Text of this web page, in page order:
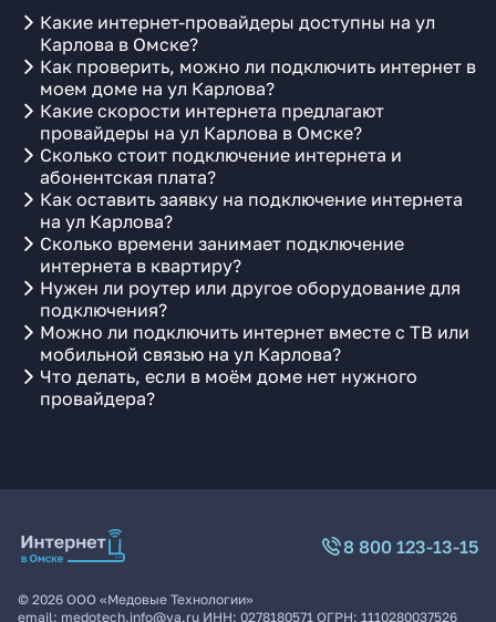
Какие интернет-провайдеры доступны на ул
Карлова в Омске?
Как проверить, можно ли подключить интернет в
моем доме на ул Карлова?
Какие скорости интернета предлагают
провайдеры на ул Карлова в Омске?
Сколько стоит подключение интернета и
абонентская плата?
Как оставить заявку на подключение интернета
на ул Карлова?
Сколько времени занимает подключение
интернета в квартиру?
Нужен ли роутер или другое оборудование для
подключения?
Можно ли подключить интернет вместе с ТВ или
мобильной связью на ул Карлова?
Что делать, если в моём доме нет нужного
провайдера?
8 800 123-13-15
© 2026 ООО «Медовые Технологии»
email: medotech.info@ya.ru ИНН: 0278180571 ОГРН: 1110280037526